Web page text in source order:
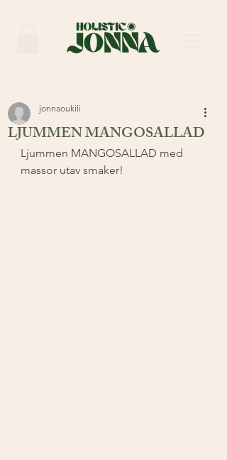
LJUMMEN MANGOSALLAD
jonnaoukili
Ljummen MANGOSALLAD med
massor utav smaker!